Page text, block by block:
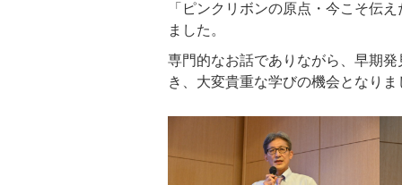
「ピンクリボンの原点・今こそ伝
ました。
専門的なお話でありながら、早期
き、大変貴重な学びの機会となりま